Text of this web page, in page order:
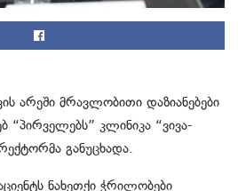
არეში მრავლობითი დაზიანებები
“პირველებს” კლინიკა “ვივა-
განუცხადა.
ნახეთქი ჭრილობები